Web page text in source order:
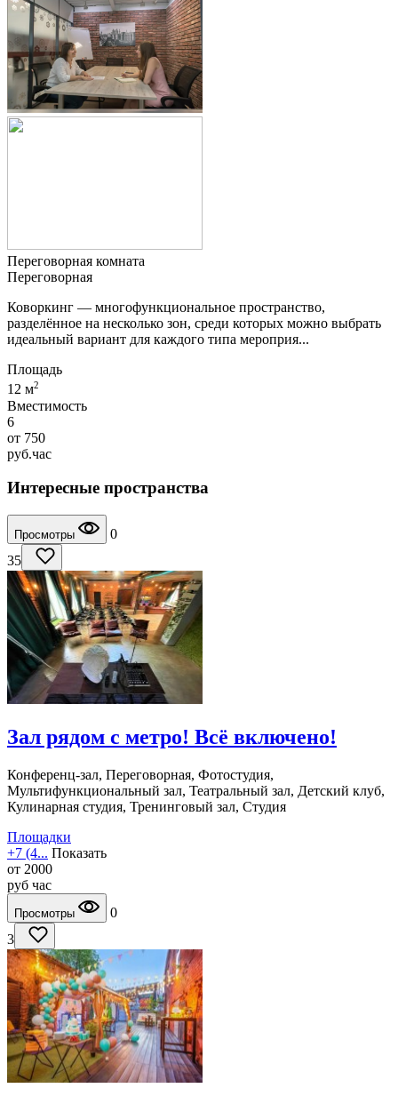
Переговорная комната
Переговорная
Коворкинг — многофункциональное пространство,
разделённое на несколько зон, среди которых можно выбрать
идеальный вариант для каждого типа мероприя...
Площадь
12 м2
Вместимость
6
от 750
руб.час
Интересные пространства
Просмотры
0
35
Зал рядом с метро! Всё включено!
Конференц-зал, Переговорная, Фотостудия,
Мультифункциональный зал, Театральный зал, Детский клуб,
Кулинарная студия, Тренинговый зал, Студия
Площадки
+7 (4... Показать
от 2000
руб час
Просмотры
0
3